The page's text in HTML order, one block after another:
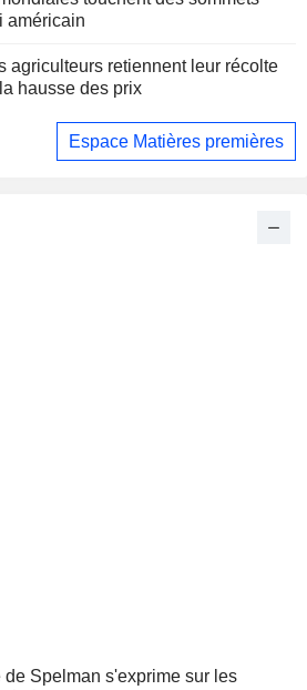
américain
agriculteurs retiennent leur récolte
hausse des prix
Espace Matières premières
de Spelman s'exprime sur les